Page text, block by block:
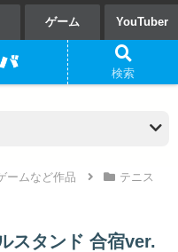
ゲーム YouTuber
ームなど作品
テニス
スタンド 合宿ver.
検索